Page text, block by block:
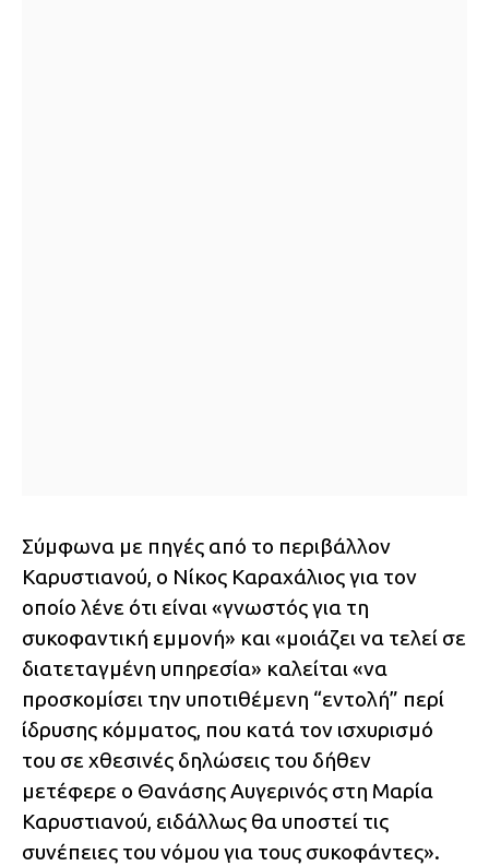
Σύμφωνα με πηγές από το περιβάλλον
Καρυστιανού, ο Νίκος Καραχάλιος για τον
οποίο λένε ότι είναι «γνωστός για τη
συκοφαντική εμμονή» και «μοιάζει να τελεί σε
διατεταγμένη υπηρεσία» καλείται «να
προσκομίσει την υποτιθέμενη “εντολή” περί
ίδρυσης κόμματος, που κατά τον ισχυρισμό
του σε χθεσινές δηλώσεις του δήθεν
μετέφερε ο Θανάσης Αυγερινός στη Μαρία
Καρυστιανού, ειδάλλως θα υποστεί τις
συνέπειες του νόμου για τους συκοφάντες».